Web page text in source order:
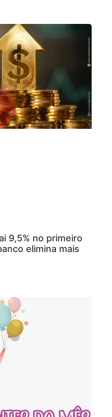
9,5% no primeiro
elimina mais